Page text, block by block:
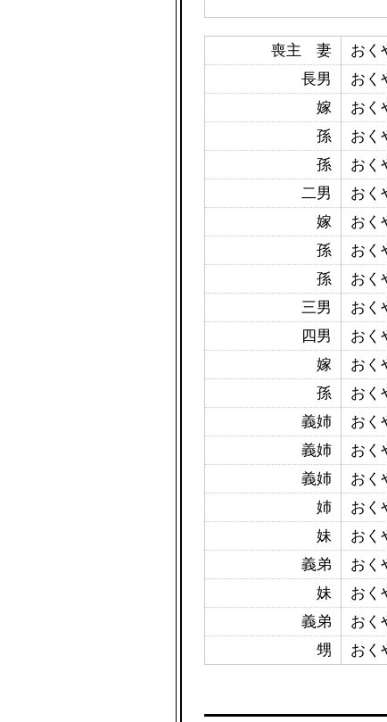
喪主 妻
お
長男
お
嫁
お
孫
お
孫
お
二男
お
嫁
お
孫
お
孫
お
三男
お
四男
お
嫁
お
孫
お
義姉
お
義姉
おく
義姉
お
姉
おく
妹
お
義弟
お
妹
お
義弟
お
甥
お